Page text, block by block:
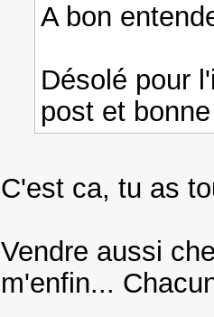
A bon
Désolé pour
post et
C'est ca, tu as
Vendre aussi
m'enfin...